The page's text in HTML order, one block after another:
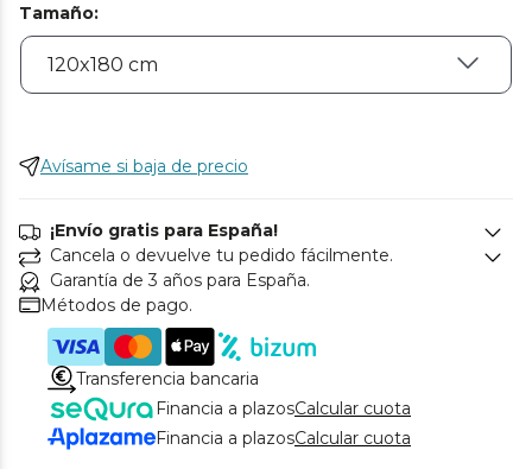
Tamaño:
Avísame si baja de precio
¡Envío gratis para España!
Cancela o devuelve tu pedido fácilmente.
Garantía de 3 años para España.
Métodos de pago.
Transferencia bancaria
Financia a plazosCalcular cuota
Financia a plazosCalcular cuota